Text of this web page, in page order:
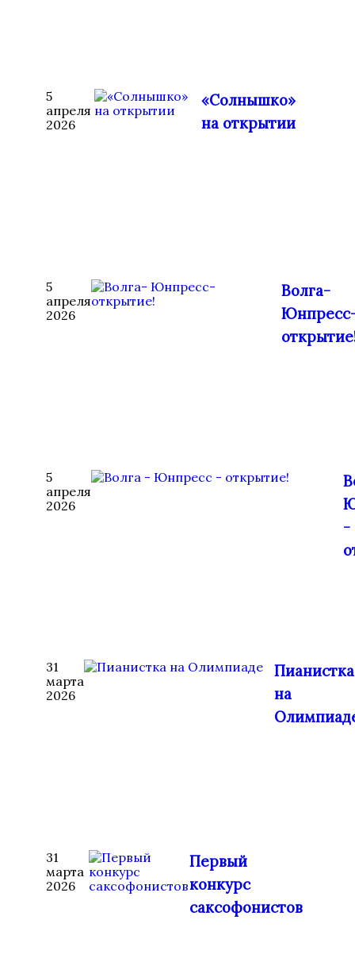
5
апреля
2026
«Солнышко»
на открытии
5
апреля
2026
Волга-
5
апреля
2026
-
31
марта
2026
Пианистка
на
31
марта
2026
Первый
конкурс
саксофонистов